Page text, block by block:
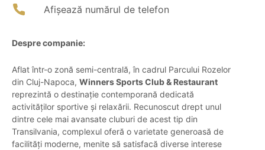
Afișează numărul de telefon
Despre companie:
Aflat într-o zonă semi-centrală, în cadrul Parcului Rozelor
din Cluj-Napoca, Winners Sports Club & Restaurant
reprezintă o destinație contemporană dedicată
activităților sportive și relaxării. Recunoscut drept unul
dintre cele mai avansate cluburi de acest tip din
Transilvania, complexul oferă o varietate generoasă de
facilități moderne, menite să satisfacă diverse interese